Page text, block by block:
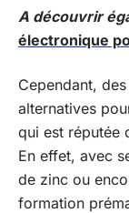
A découvrir
électronique
Cependant,
alternatives
qui est réputée
En effet, avec
de zinc ou
formation